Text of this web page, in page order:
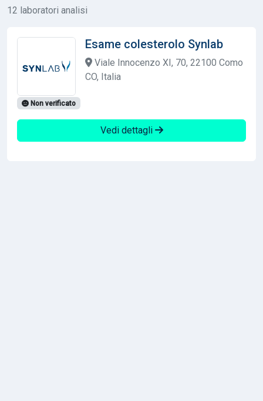
12 laboratori analisi
Esame colesterolo Synlab
Viale Innocenzo XI, 70, 22100 Como
CO, Italia
Non verificato
Vedi dettagli